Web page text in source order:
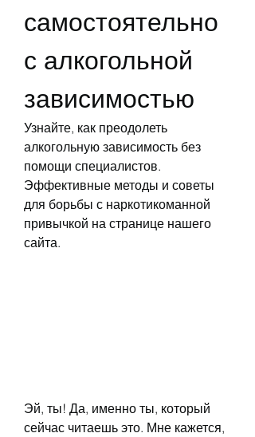
самостоятельно
с алкогольной
зависимостью
Узнайте, как преодолеть
алкогольную зависимость без
помощи специалистов.
Эффективные методы и советы
для борьбы с наркотикоманной
привычкой на странице нашего
сайта.
Эй, ты! Да, именно ты, который
сейчас читаешь это. Мне кажется,